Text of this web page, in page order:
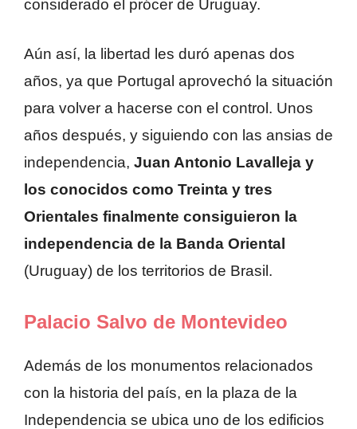
considerado el prócer de Uruguay.
Aún así, la libertad les duró apenas dos
años, ya que Portugal aprovechó la situación
para volver a hacerse con el control. Unos
años después, y siguiendo con las ansias de
independencia, Juan Antonio Lavalleja y
los conocidos como Treinta y tres
Orientales finalmente consiguieron la
independencia de la Banda Oriental
(Uruguay) de los territorios de Brasil.
Palacio Salvo de Montevideo
Además de los monumentos relacionados
con la historia del país, en la plaza de la
Independencia se ubica uno de los edificios